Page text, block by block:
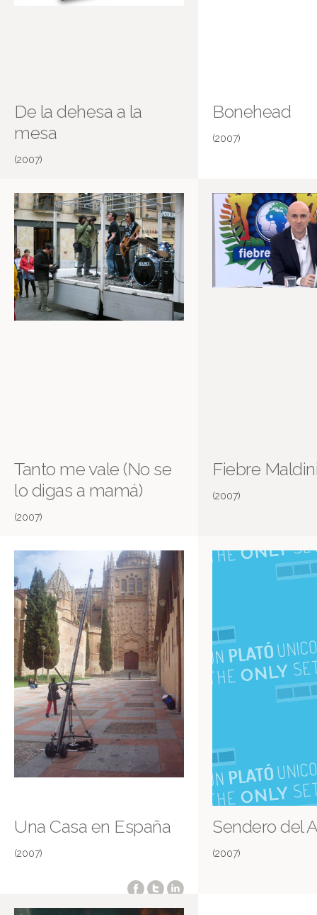
De la dehesa a la
mesa
(2007)
Bonehead
(2007)
Tanto me vale (No se
lo digas a mamá)
(2007)
Fiebre
(2007)
Una Casa en España
(2007)
Sendero del
(2007)